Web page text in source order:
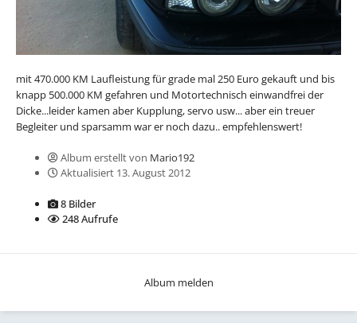
mit 470.000 KM Laufleistung für grade mal 250 Euro gekauft und bis
knapp 500.000 KM gefahren und Motortechnisch einwandfrei der
Dicke...leider kamen aber Kupplung, servo usw... aber ein treuer
Begleiter und sparsamm war er noch dazu.. empfehlenswert!
Album erstellt von Mario192
Aktualisiert 13. August 2012
8 Bilder
248 Aufrufe
Album melden